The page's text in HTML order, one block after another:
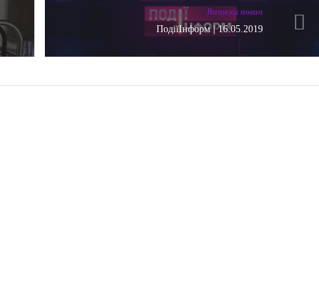
Випуски новин
ПодіїІнформ | 16.05.2019